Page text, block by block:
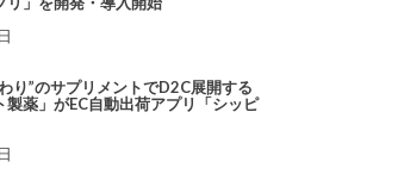
り”のサプリメントでD2C展開する
製薬」がEC自動出荷アプリ「シッピ